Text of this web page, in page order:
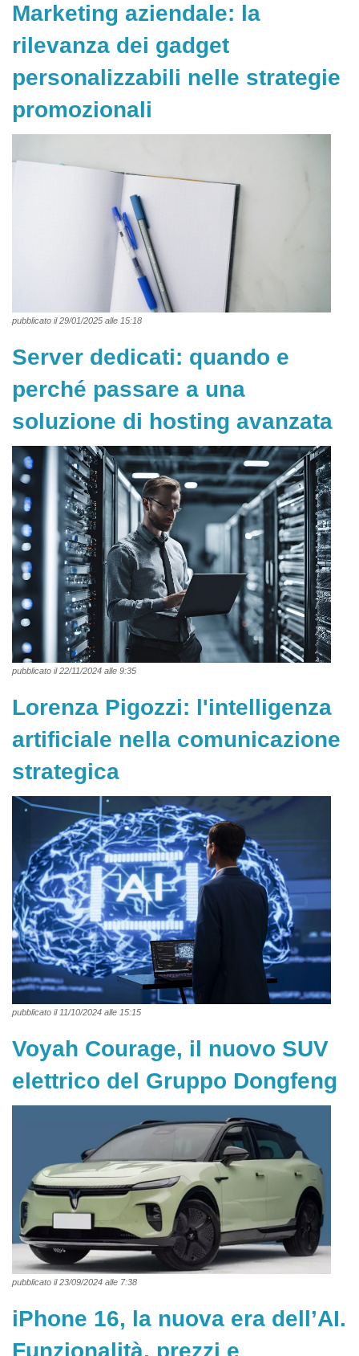
Marketing aziendale: la
rilevanza dei gadget
personalizzabili nelle strategie
promozionali
pubblicato il 29/01/2025 alle 15:18
Server dedicati: quando e
perché passare a una
soluzione di hosting avanzata
pubblicato il 22/11/2024 alle 9:35
Lorenza Pigozzi: l'intelligenza
artificiale nella comunicazione
strategica
pubblicato il 11/10/2024 alle 15:15
Voyah Courage, il nuovo SUV
elettrico del Gruppo Dongfeng
pubblicato il 23/09/2024 alle 7:38
iPhone 16, la nuova era dell’AI.
Funzionalità, prezzi e